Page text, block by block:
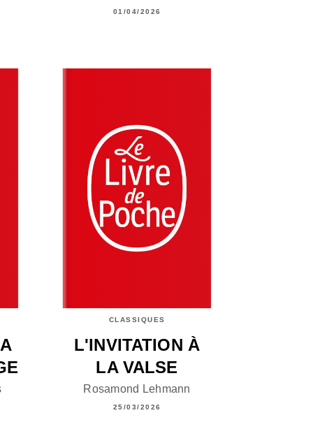
01/04/2026
CLASSIQUES
L'INVITATION À
LA VALSE
Rosamond Lehmann
25/03/2026